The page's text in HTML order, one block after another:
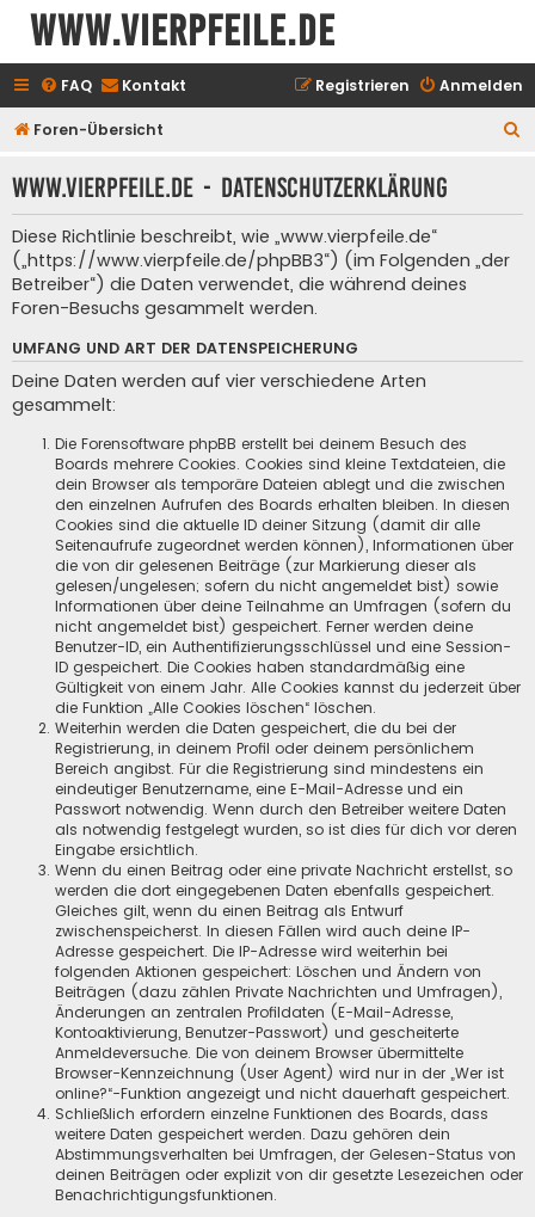
www.vierpfeile.de
FAQ Kontakt Anmelden
Registrieren
Foren-Übersicht
h
www.vierpfeile.de - Datenschutzerklärung
Diese Richtlinie beschreibt, wie „www.vierpfeile.de“
(„https://www.vierpfeile.de/phpBB3“) (im Folgenden „der
Betreiber“) die Daten verwendet, die während deines
Foren-Besuchs gesammelt werden.
UMFANG UND ART DER DATENSPEICHERUNG
Deine Daten werden auf vier verschiedene Arten
gesammelt:
Die Forensoftware phpBB erstellt bei deinem Besuch des
Boards mehrere Cookies. Cookies sind kleine Textdateien, die
dein Browser als temporäre Dateien ablegt und die zwischen
den einzelnen Aufrufen des Boards erhalten bleiben. In diesen
Cookies sind die aktuelle ID deiner Sitzung (damit dir alle
Seitenaufrufe zugeordnet werden können), Informationen über
die von dir gelesenen Beiträge (zur Markierung dieser als
gelesen/ungelesen; sofern du nicht angemeldet bist) sowie
Informationen über deine Teilnahme an Umfragen (sofern du
nicht angemeldet bist) gespeichert. Ferner werden deine
Benutzer-ID, ein Authentifizierungsschlüssel und eine Session-
ID gespeichert. Die Cookies haben standardmäßig eine
Gültigkeit von einem Jahr. Alle Cookies kannst du jederzeit über
die Funktion „Alle Cookies löschen“ löschen.
Weiterhin werden die Daten gespeichert, die du bei der
Registrierung, in deinem Profil oder deinem persönlichem
Bereich angibst. Für die Registrierung sind mindestens ein
eindeutiger Benutzername, eine E-Mail-Adresse und ein
Passwort notwendig. Wenn durch den Betreiber weitere Daten
als notwendig festgelegt wurden, so ist dies für dich vor deren
Eingabe ersichtlich.
Wenn du einen Beitrag oder eine private Nachricht erstellst, so
werden die dort eingegebenen Daten ebenfalls gespeichert.
Gleiches gilt, wenn du einen Beitrag als Entwurf
zwischenspeicherst. In diesen Fällen wird auch deine IP-
Adresse gespeichert. Die IP-Adresse wird weiterhin bei
folgenden Aktionen gespeichert: Löschen und Ändern von
Beiträgen (dazu zählen Private Nachrichten und Umfragen),
Änderungen an zentralen Profildaten (E-Mail-Adresse,
Kontoaktivierung, Benutzer-Passwort) und gescheiterte
Anmeldeversuche. Die von deinem Browser übermittelte
Browser-Kennzeichnung (User Agent) wird nur in der „Wer ist
online?“-Funktion angezeigt und nicht dauerhaft gespeichert.
Schließlich erfordern einzelne Funktionen des Boards, dass
weitere Daten gespeichert werden. Dazu gehören dein
Abstimmungsverhalten bei Umfragen, der Gelesen-Status von
deinen Beiträgen oder explizit von dir gesetzte Lesezeichen oder
Benachrichtigungsfunktionen.